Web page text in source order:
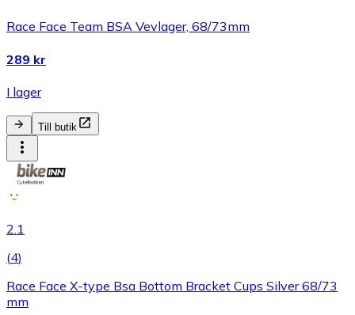
Race Face Team BSA Vevlager, 68/73mm
289 kr
I lager
Till butik
2.1
(4)
Race Face X-type Bsa Bottom Bracket Cups Silver 68/73
mm